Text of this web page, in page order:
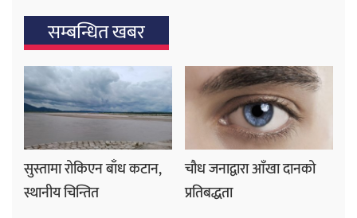
सम्बन्धित खबर
सुस्तामा रोकिएन बाँध कटान,
स्थानीय चिन्तित
चौध जनाद्वारा आँखा दानको
प्रतिबद्धता